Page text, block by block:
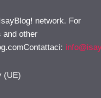
network. For
and other
:
(UE)